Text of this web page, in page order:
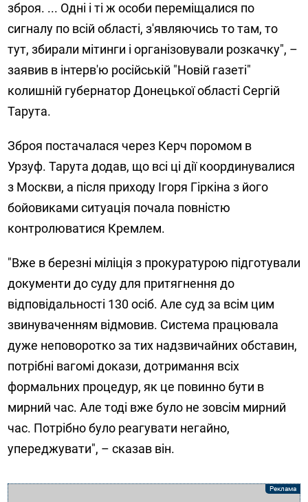
зброя. ... Одні і ті ж особи переміщалися по
сигналу по всій області, з'являючись то там, то
тут, збирали мітинги і організовували розкачку", –
заявив в інтерв'ю російській "Новій газеті"
колишній губернатор Донецької області Сергій
Тарута.
Зброя постачалася через Керч поромом в
Урзуф. Тарута додав, що всі ці дії координувалися
з Москви, а після приходу Ігоря Гіркіна з його
бойовиками ситуація почала повністю
контролюватися Кремлем.
"Вже в березні міліція з прокуратурою підготували
документи до суду для притягнення до
відповідальності 130 осіб. Але суд за всім цим
звинуваченням відмовив. Система працювала
дуже неповоротко за тих надзвичайних обставин,
потрібні вагомі докази, дотримання всіх
формальних процедур, як це повинно бути в
мирний час. Але тоді вже було не зовсім мирний
час. Потрібно було реагувати негайно,
упереджувати", – сказав він.